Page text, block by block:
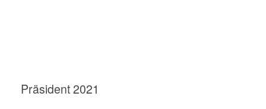
Präsident 2021